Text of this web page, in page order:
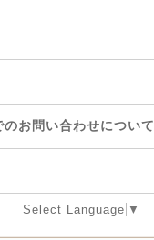
のお問い合わせについて
Select Language ▼